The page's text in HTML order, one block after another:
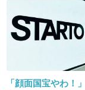
似てるけど加
38. 匿名2019/01/13(日)
「顔面国宝やわ！